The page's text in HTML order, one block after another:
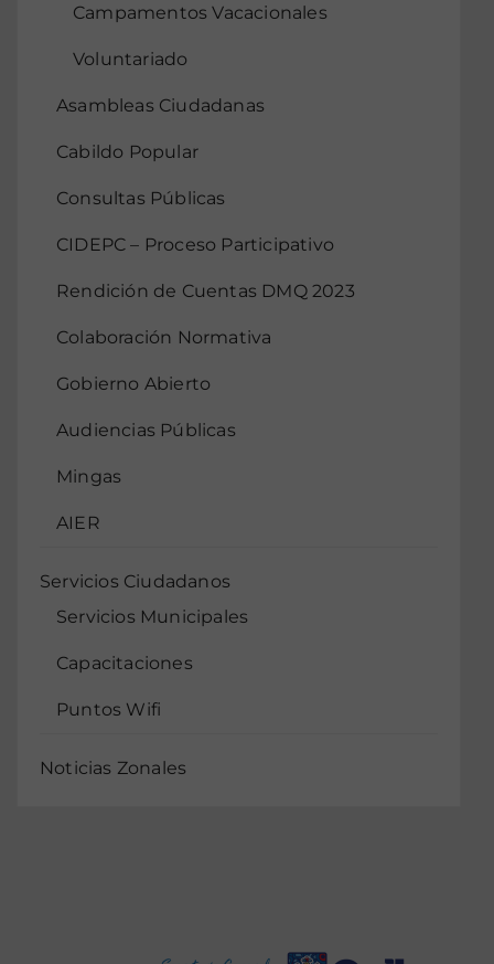
Campamentos Vacacionales
Voluntariado
Asambleas Ciudadanas
Cabildo Popular
Consultas Públicas
CIDEPC – Proceso Participativo
Rendición de Cuentas DMQ 2023
Colaboración Normativa
Gobierno Abierto
Audiencias Públicas
Mingas
AIER
Servicios Ciudadanos
Servicios Municipales
Capacitaciones
Puntos Wifi
Noticias Zonales